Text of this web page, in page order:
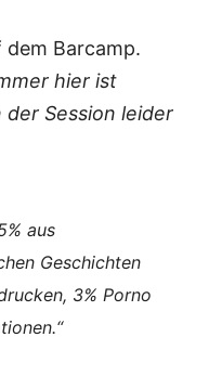
dem Barcamp.
hier ist
Session leider
aus
Geschichten
3% Porno